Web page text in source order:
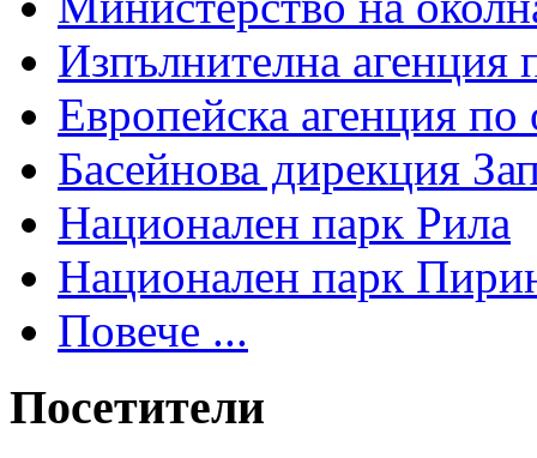
Изпълнителна агенция
Европейска агенция по
Басейнова дирекция
Национален парк Рила
Национален парк
Повече ...
Посетители